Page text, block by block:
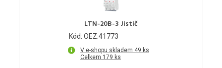
LTN-20B-3 Jistič
Kód: OEZ:41773
V e-shopu skladem 49 ks
Celkem 179 ks